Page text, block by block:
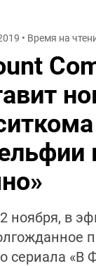
• Время на
ноября, в
сериала «В